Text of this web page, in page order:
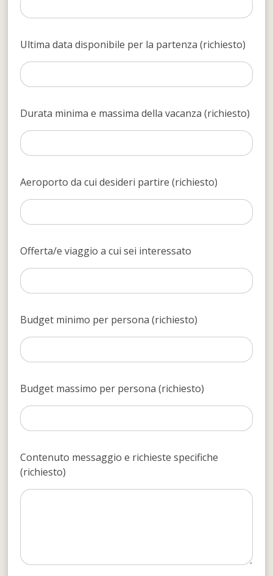
Ultima data disponibile per la partenza (richiesto)
Durata minima e massima della vacanza (richiesto)
Aeroporto da cui desideri partire (richiesto)
Offerta/e viaggio a cui sei interessato
Budget minimo per persona (richiesto)
Budget massimo per persona (richiesto)
Contenuto messaggio e richieste specifiche
(richiesto)